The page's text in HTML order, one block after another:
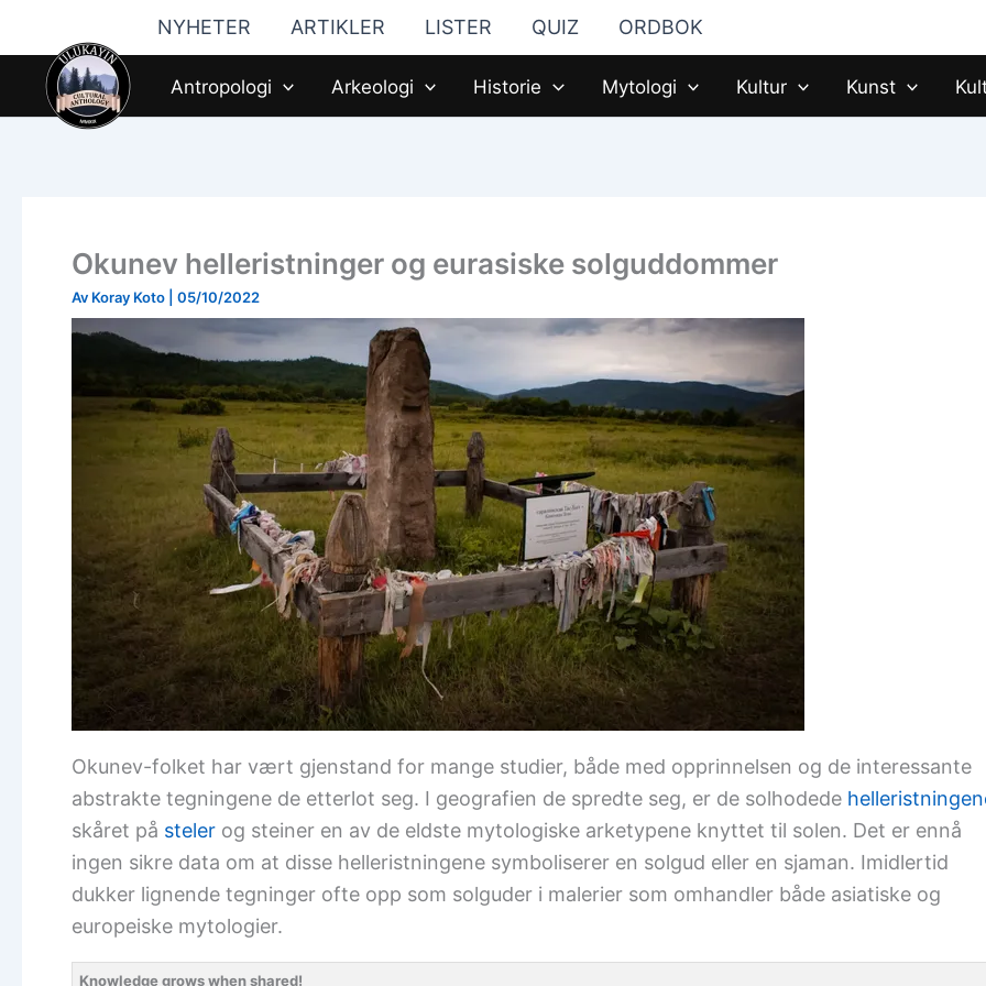
innhald
NYHETER ARTIKLER LISTER QUIZ ORDBOK
Antropologi Arkeologi Historie Mytologi Kultur Kunst
Okunev helleristninger og eurasiske solguddommer
Av Koray Koto 05/10/2022
Okunev-folket har vært gjenstand for mange studier, både med opprinnelsen og de interessante
abstrakte tegningene de etterlot seg. I geografien de spredte seg, er de solhodede
skåret på steler og steiner en av de eldste mytologiske arketypene knyttet til solen. Det er ennå
ingen sikre data om at disse helleristningene symboliserer en solgud eller en sjaman. Imidlertid
dukker lignende tegninger ofte opp som solguder i malerier som omhandler både asiatiske og
europeiske mytologier.
Knowledge grows when shared!